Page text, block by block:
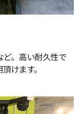
。高い耐久性で
けます。